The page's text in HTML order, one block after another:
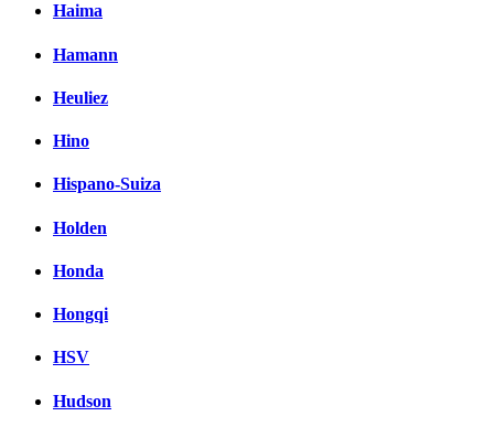
Haima
Hamann
Heuliez
Hino
Hispano-Suiza
Holden
Honda
Hongqi
HSV
Hudson